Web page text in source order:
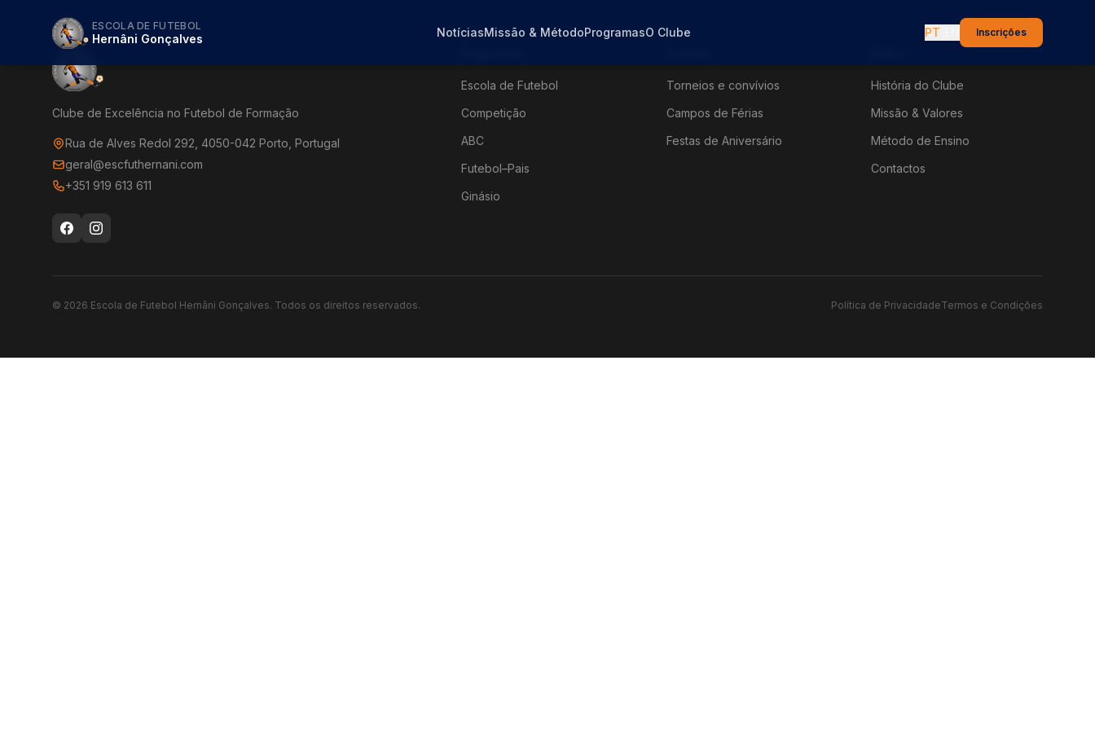
ESCOLA DE FUTEBOL
Hernâni Gonçalves NotíciasMissão & MétodoProgramasO Clube PT Inscrições
Clube de Excelência no Futebol de Formação
Rua de Alves Redol 292, 4050-042 Porto, Portugal
geral@escfuthernani.com
+351 919 613 611
Escola de Futebol
Competição
ABC
Futebol–Pais
Ginásio
Torneios e convívios
Campos de Férias
Festas de Aniversário
História do Clube
Missão & Valores
Método de Ensino
Contactos
© 2026 Escola de Futebol Hernâni Gonçalves. Todos os direitos reservados. Política de PrivacidadeTermos e Condições